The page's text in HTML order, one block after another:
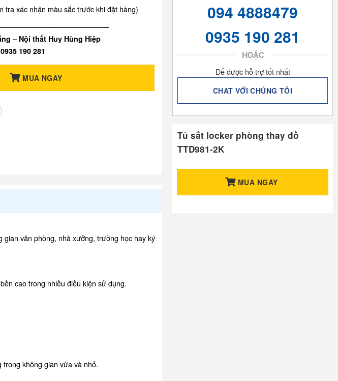
tra xác nhận màu sắc trước khi đặt hàng)
– Nội thất Huy Hùng Hiệp
190 281
MUA NGAY
văn phòng, nhà xưởng, trường học hay ký
cao trong nhiều điều kiện sử dụng.
không gian vừa và nhỏ.
094 4888479
0935 190 281
HOẶC
Để được hỗ trợ tốt nhất
CHAT VỚI CHÚNG TÔI
Tủ sắt locker phòng thay đồ
TTD981-2K
MUA NGAY